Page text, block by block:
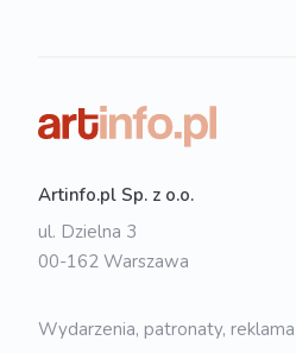
Artinfo.pl Sp. z o.o.
ul. Dzielna 3
00-162 Warszawa
Wydarzenia, patronaty, reklama